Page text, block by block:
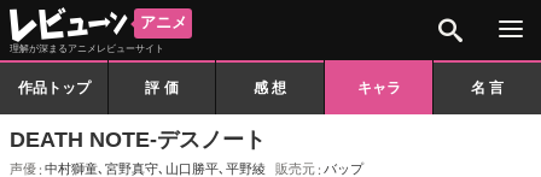
アニメ
理解が深まるアニメレビューサイト
作品トップ 評価 感想 キャラ 名言
DEATH NOTE-デスノート
声優 中村獅童､ 宮野真守､ 山口勝平､ 平野綾 販売元
バップ